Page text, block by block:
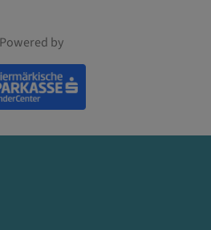
Powered by